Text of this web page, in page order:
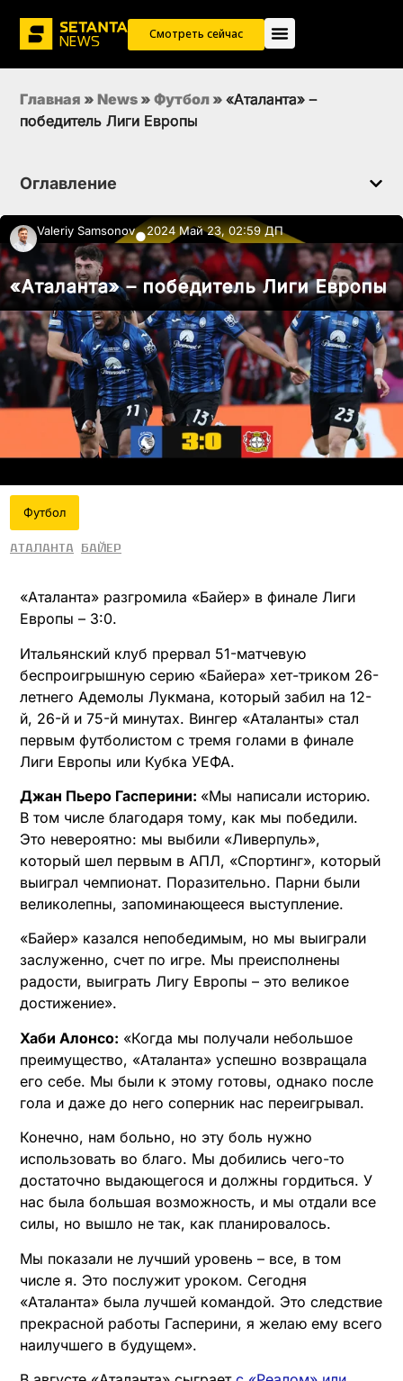
Смотреть сейчас
Главная » News » Футбол » «Аталанта» –
победитель Лиги Европы
Оглавление
Valeriy Samsonov●2024 Май 23, 02:59 ДП
«Аталанта» – победитель Лиги Европы
Футбол
Аталанта Байер
«Аталанта» разгромила «Байер» в финале Лиги
Европы – 3:0.
Итальянский клуб прервал 51-матчевую
беспроигрышную серию «Байера» хет-триком 26-
летнего Адемолы Лукмана, который забил на 12-
й, 26-й и 75-й минутах. Вингер «Аталанты» стал
первым футболистом с тремя голами в финале
Лиги Европы или Кубка УЕФА.
Джан Пьеро Гасперини: «Мы написали историю.
В том числе благодаря тому, как мы победили.
Это невероятно: мы выбили «Ливерпуль»,
который шел первым в АПЛ, «Спортинг», который
выиграл чемпионат. Поразительно. Парни были
великолепны, запоминающееся выступление.
«Байер» казался непобедимым, но мы выиграли
заслуженно, счет по игре. Мы преисполнены
радости, выиграть Лигу Европы – это великое
достижение».
Хаби Алонсо: «Когда мы получали небольшое
преимущество, «Аталанта» успешно возвращала
его себе. Мы были к этому готовы, однако после
гола и даже до него соперник нас переигрывал.
Конечно, нам больно, но эту боль нужно
использовать во благо. Мы добились чего-то
достаточно выдающегося и должны гордиться. У
нас была большая возможность, и мы отдали все
силы, но вышло не так, как планировалось.
Мы показали не лучший уровень – все, в том
числе я. Это послужит уроком. Сегодня
«Аталанта» была лучшей командой. Это следствие
прекрасной работы Гасперини, я желаю ему всего
наилучшего в будущем».